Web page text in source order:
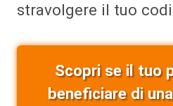
stravolgere il tuo
Scopri se il tuo
beneficiare di